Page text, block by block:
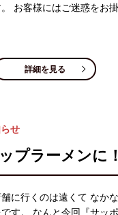
お客様にはご迷惑をお掛
詳細を見る
せ
プラーメンに
に行くのは遠くて なか
す。 なんと今回『サッポ